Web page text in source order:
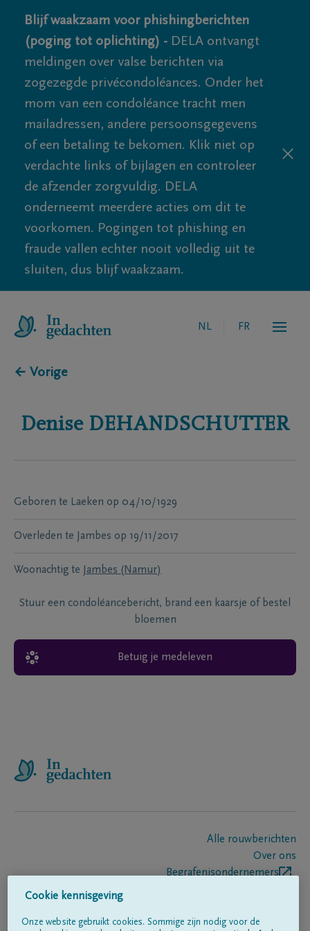
Blijf waakzaam voor phishingberichten
(poging tot oplichting) - DELA ontvangt
meldingen over valse berichten via
zogezegde privécondoléances. Onder het
mom van een condoléance tracht men
mailadressen, andere persoonsgegevens
of een betaling te bekomen. Klik niet op
verdachte links of bijlagen en controleer
de afzender zorgvuldig. DELA
onderneemt meerdere acties om dit te
voorkomen. Pogingen tot phishing en
fraude vallen echter nooit volledig uit te
sluiten, dus blijf waakzaam.
NL FR
← Vorige
Denise DEHANDSCHUTTER
Geboren te Laeken op 04/10/1929
Overleden te Jambes op 19/11/2017
Woonachtig te Jambes (Namur)
Stuur een condoléancebericht, brand een kaarsje of bestel
bloemen
Betuig je medeleven
Alle rouwberichten
Over ons
Begrafenisondernemers
Cookie kennisgeving
Onze website gebruikt cookies. Sommige zijn nodig voor de